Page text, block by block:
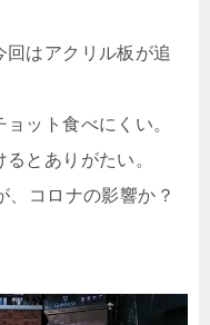
回はアクリル板が追
ット食べにくい。
とありがたい。
、コロナの影響か？